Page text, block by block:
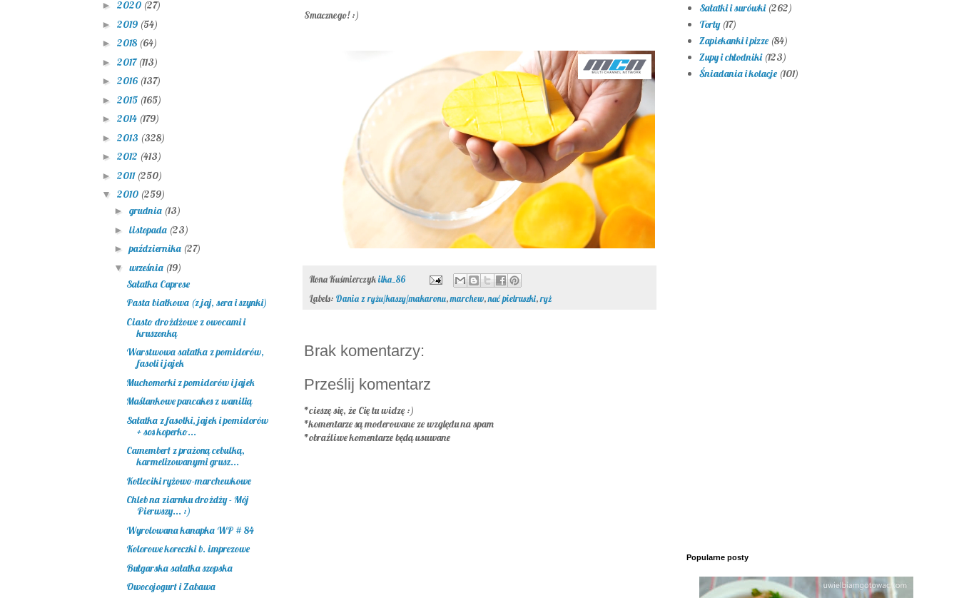
Smacznego! :)
Ilona Kuśmierczykilka_86
Labels: Dania z ryżu/kaszy/makaronu,marchew,nać pietruszki,ryż
Brak komentarzy:
Prześlij komentarz
*cieszę się, że Cię tu widzę :)
*komentarze są moderowane ze względu na spam
*obraźliwe komentarze będą usuwane
► 2020 (27)
► 2019 (54)
► 2018 (64)
► 2017(113)
► 2016 (137)
► 2015 (165)
► 2014 (179)
► 2013 (328)
► 2012 (413)
► 2011 (250)
▼ 2010 (259)
► grudnia (13)
► listopada (23)
►października (27)
▼ września (19)
Sałatka Caprese
Pasta białkowa (z jaj, sera i szynki)
Ciasto drożdżowe z owocami i
kruszonką
Warstwowa sałatka z pomidorów,
fasoli i jajek
Muchomorki z pomidorów i jajek
Maślankowe pancakes z wanilią
Sałatka z fasolki, jajek i pomidorów
+ sos koperko...
Camembert z prażoną cebulką,
karmelizowanymi grusz...
Kotleciki ryżowo-marchewkowe
Chleb na ziarnku drożdży - Mój
Pierwszy... :)
Wyrolowana kanapka WP # 84
Kolorowe koreczki b. imprezowe
Bułgarska sałatka szopska
Owocojogurt i Zabawa
Sałatki i surówki (262)
Torty (17)
Zapiekanki i pizze (84)
Zupy i chłodniki (123)
Śniadania i kolacje (101)
Popularne posty